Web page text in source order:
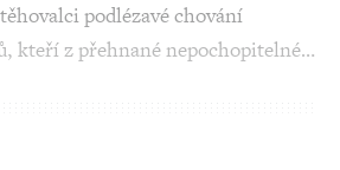
podlézavé chování
kteří z přehnané nepochopitelné…